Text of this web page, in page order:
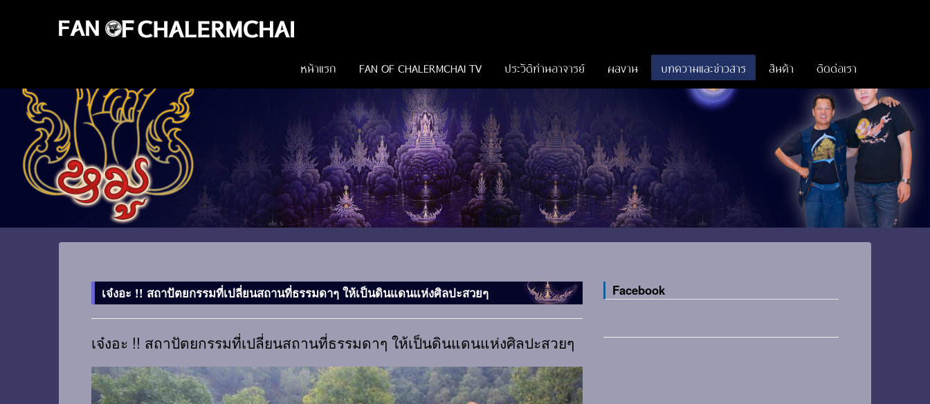
หน้าแรก FAN OF CHALERMCHAI TV ประวัติท่านอาจารย์ ผลงาน บทความและข่าวสาร สินค้า ติดต่อเรา
เจ๋งอะ !! สถาปัตยกรรมที่เปลี่ยนสถานที่ธรรมดาๆ ให้เป็นดินแดนแห่งศิลปะสวยๆ
เจ๋งอะ !! สถาปัตยกรรมที่เปลี่ยนสถานที่ธรรมดาๆ ให้เป็นดินแดนแห่งศิลปะสวยๆ
Facebook